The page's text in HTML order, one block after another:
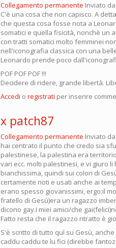
Collegamento permanente Inviato da
C'è una cosa che non capisco. A
che questa cosa fosse nota a
somatici e quella fisicità, nonchè un
con tratti somatici molto femminei
nell'iconografia classica con una
Leonardo prende poco
POF POF POF !!!
Decidere di ridere, grande libertà.
Accedi o registrati per inserire
x patch87
Collegamento permanente Inviato da
hai centrato il punto che credo sia
palestinese, la palestina era
vari ecc. molti palestinesi, e vi giuro
bianchissima, quindi sui colori di
certamente noti e usati anche ai
erano spesso giovanissimi, ergo:il
fratello di Gesù)era un ragazzo
dicono gay.I miei amici/che
Fatto resta che il ragazzo ritratto è
S'è scritto di tutto quì su Gesù,
caddu caddu te lu fici (direbbe